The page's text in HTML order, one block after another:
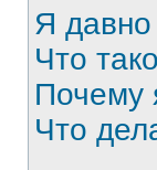
Я давно
Что
Почему
Что